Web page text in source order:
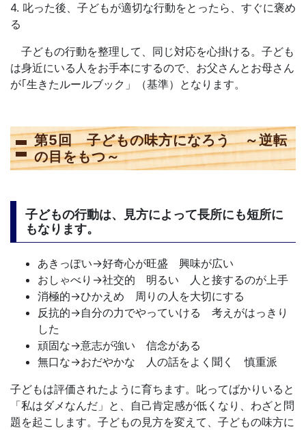
4. 叱った後、子どもが適切な行動をとったら、すぐに褒め
る
子どもの行動を整理して、同じ対応を心掛ける。子ども
は身近にいる人をお手本にするので、お父さんとお母さん
が｢生きたルールブック」（基準）となります。
第5回 子どもの味方になろう ～逆転
の目をもつ～
子どもの行動は、見方によって長所にも短所に
もなります。
あきっぽい→好奇心が旺盛 興味が広い
おしゃべり→社交的 明るい 人と接するのが上手
消極的→ひかえめ 周りの人を大切にする
反抗的→自分の力でやっていける 考えがはっきり
した
頑固な→意志が強い 信念がある
無口な→おだやかな 人の話をよく聞く 慎重派
子どもは評価されたように育ちます。叱ってばかりいると
「私はダメなんだ」と、自己肯定感が低くなり、わざと問
題を起こします。子どもの見方を変えて、子どもの味方に